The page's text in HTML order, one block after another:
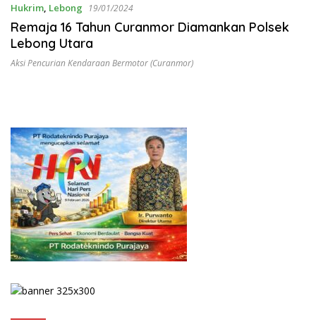
Hukrim, Lebong 19/01/2024
Remaja 16 Tahun Curanmor Diamankan Polsek
Lebong Utara
Aksi Pencurian Kendaraan Bermotor (Curanmor)